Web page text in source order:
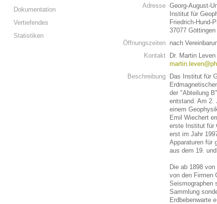
Dokumentation
Vertiefendes
Statistiken
Adresse Georg-August-
Institut für
Friedrich-Hund-
37077 Göttingen
Öffnungszeiten nach
Kontakt
Dr. Martin Leven
Beschreibung
Das Institut für
der "Abteilung
entstand. Am 2.
einem
Emil Wiechert
erste Institut für
erst im Jahr
Apparaturen für
aus dem 19.
Die ab 1898
von den Firmen
Seismographen
Sammlung
Erdbebenwarte